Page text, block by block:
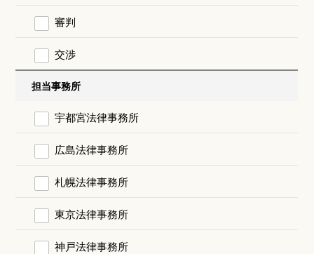
審判
交渉
担当事務所
宇都宮法律事務所
広島法律事務所
札幌法律事務所
東京法律事務所
神戸法律事務所